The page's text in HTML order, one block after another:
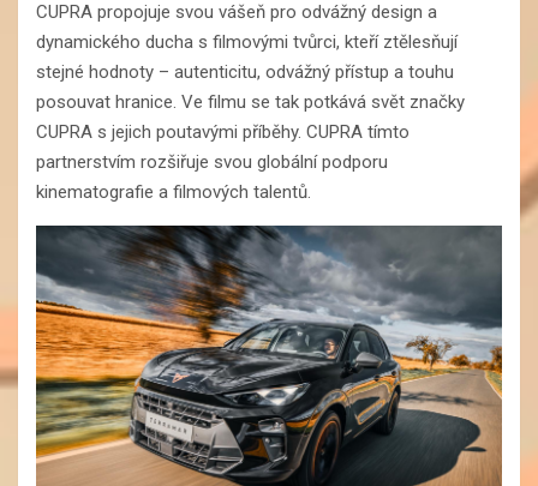
CUPRA propojuje svou vášeň pro odvážný design a
dynamického ducha s filmovými tvůrci, kteří ztělesňují
stejné hodnoty – autenticitu, odvážný přístup a touhu
posouvat hranice. Ve filmu se tak potkává svět značky
CUPRA s jejich poutavými příběhy. CUPRA tímto
partnerstvím rozšiřuje svou globální podporu
kinematografie a filmových talentů.